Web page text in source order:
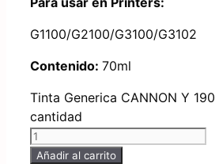
G1100/G2100/G3100/G3102
Contenido: 70ml
Tinta Generica CANNON Y 190
cantidad
Añadir al carrito